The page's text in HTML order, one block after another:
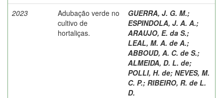
2023
Adubação verde no
cultivo de
hortaliças.
GUERRA, J. G. M.;
ESPINDOLA, J. A. A.;
ARAUJO, E. da S.;
LEAL, M. A. de A.;
ABBOUD, A. C. de S.;
ALMEIDA, D. L. de;
POLLI, H. de; NEVES, M.
C. P.; RIBEIRO, R. de L.
D.